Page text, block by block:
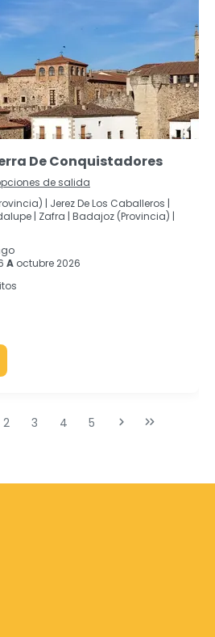
De Conquistadores
de salida
| Jerez De Los Caballeros |
| Zafra | Badajoz (Provincia) |
A octubre 2026
2 3 4 5